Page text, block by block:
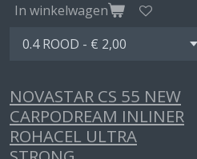
In winkelwagen
NOVASTAR CS 55 NEW
CARPODREAM INLINER
ROHACEL ULTRA